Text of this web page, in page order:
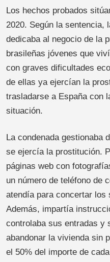
Los hechos probados
2020. Según la sentencia,
dedicaba al negocio de la
brasileñas jóvenes que
con graves dificultades
de ellas ya ejercían la
trasladarse a España con
situación.
La condenada gestionaba
se ejercía la prostitución.
páginas web con
un número de teléfono de
atendía para concertar
Además, impartía
controlaba sus entradas
abandonar la vivienda sin
el 50% del importe de